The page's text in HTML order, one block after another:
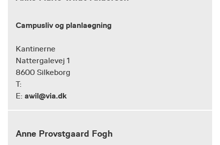
Campusliv og planlaegning
Kantinerne
Nattergalevej 1
8600 Silkeborg
T:
E: awil@via.dk
Anne Provstgaard Fogh